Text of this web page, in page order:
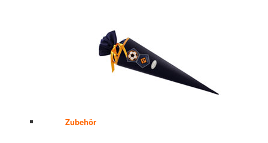
Zubehör